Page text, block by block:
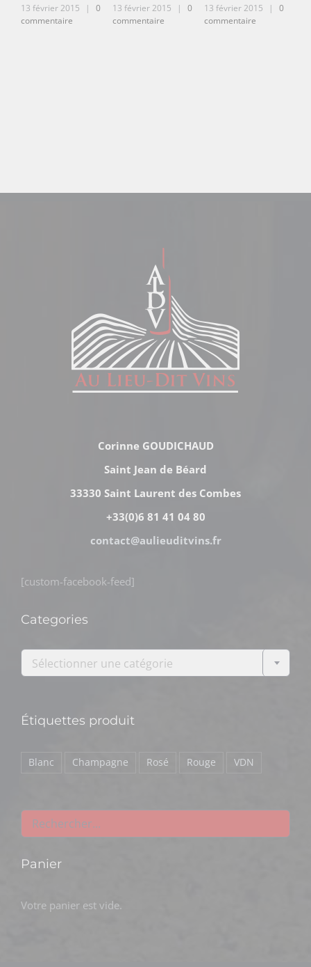
13 février 2015 |
0
commentaire
13 février 2015 |
0
commentaire
13 février 2015 |
0
commentaire
Corinne GOUDICHAUD
Saint Jean de Béard
33330 Saint Laurent des Combes
+33(0)6 81 41 04 80
contact@aulieuditvins.fr
[custom-facebook-feed]
Categories
Sélectionner une catégorie
Étiquettes produit
Blanc Champagne Rosé Rouge VDN
Panier
Votre panier est vide.